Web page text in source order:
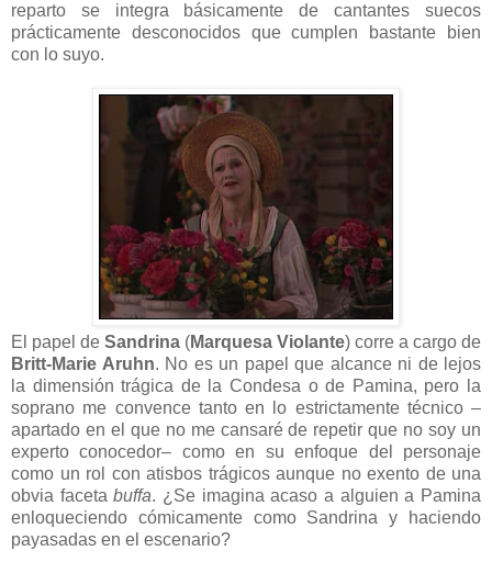
reparto se integra básicamente de cantantes suecos
prácticamente desconocidos que cumplen bastante bien
con lo suyo.
El papel de Sandrina (Marquesa Violante) corre a cargo de
Britt-Marie Aruhn. No es un papel que alcance ni de lejos
la dimensión trágica de la Condesa o de Pamina, pero la
soprano me convence tanto en lo estrictamente técnico –
apartado en el que no me cansaré de repetir que no soy un
experto conocedor– como en su enfoque del personaje
como un rol con atisbos trágicos aunque no exento de una
obvia facetabuffa. ¿Se imagina acaso a alguien a Pamina
enloqueciendo cómicamente como Sandrina y haciendo
payasadas en el escenario?